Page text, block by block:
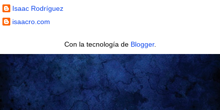
Isaac Rodríguez
isaacro.com
Con la tecnología de Blogger.